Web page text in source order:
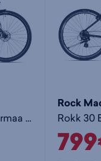
PINNAT:
OSAT
Rokk 40 Easy Entry Harmaa - naisten hybridipyörä
Rock